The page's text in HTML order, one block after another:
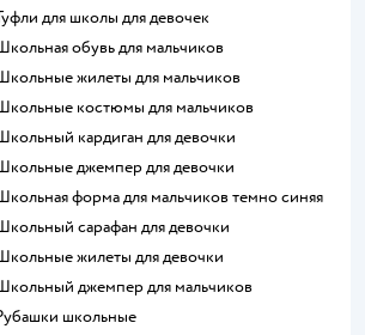
Туфли для школы для девочек
Школьная обувь для мальчиков
Школьные жилеты для мальчиков
Школьные костюмы для мальчиков
Школьный кардиган для девочки
Школьные джемпер для девочки
Школьная форма для мальчиков темно синяя
Школьный сарафан для девочки
Школьные жилеты для девочки
Школьный джемпер для мальчиков
Рубашки школьные